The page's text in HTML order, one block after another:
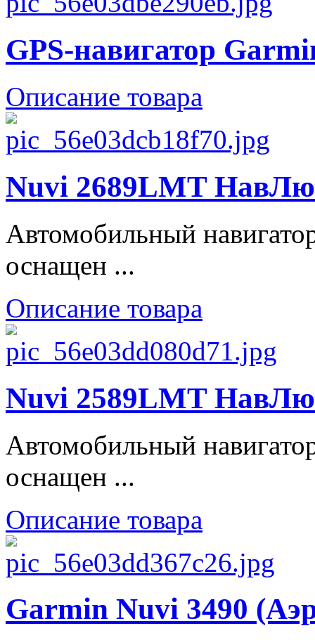
GPS-навигатор
Описание товара
Nuvi 2689LMT
Автомобильный
оснащен ...
Описание товара
Nuvi 2589LMT
Автомобильный
оснащен ...
Описание товара
Garmin Nuvi 3490